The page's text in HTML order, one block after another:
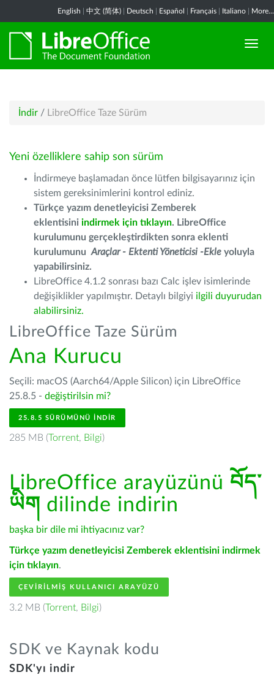
English 中文 (简体) Deutsch Español Français Italiano More...
İndir / LibreOffice Taze Sürüm
Yeni özelliklere sahip son sürüm
İndirmeye başlamadan önce lütfen bilgisayarınız için
sistem gereksinimlerini kontrol ediniz.
Türkçe yazım denetleyicisi Zemberek
eklentisini indirmek için tıklayın. LibreOffice
kurulumunu gerçekleştirdikten sonra eklenti
kurulumunu Araçlar - Ektenti Yöneticisi -Ekle yoluyla
yapabilirsiniz.
LibreOffice 4.1.2 sonrası bazı Calc işlev isimlerinde
değişiklikler yapılmıştır. Detaylı bilgiyi ilgili duyurudan
alabilirsiniz.
LibreOffice Taze Sürüm
Ana Kurucu
Seçili: macOS (Aarch64/Apple Silicon) için LibreOffice
25.8.5 - değiştirilsin mi?
25.8.5 SÜRÜMÜNÜ İNDIR
285 MB (Torrent, Bilgi)
LibreOffice arayüzünü བོད་
ཡིག dilinde indirin
başka bir dile mi ihtiyacınız var?
Türkçe yazım denetleyicisi Zemberek eklentisini indirmek
için tıklayın.
ÇEVIRILMIŞ KULLANICI ARAYÜZÜ
3.2 MB (Torrent, Bilgi)
SDK ve Kaynak kodu
SDK'yı indir